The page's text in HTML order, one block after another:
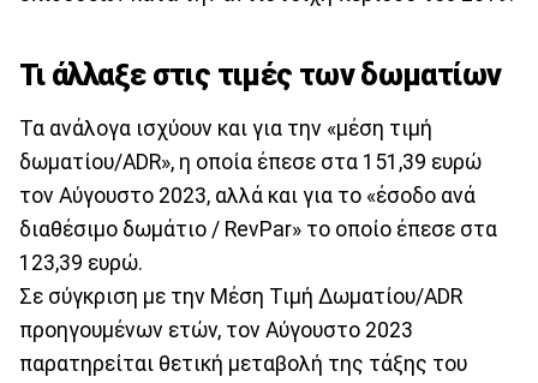
Τι άλλαξε στις τιμές των δωματίων
Τα ανάλογα ισχύουν και για την «μέση τιμή
δωματίου/ADR», η οποία έπεσε στα 151,39 ευρώ
τον Αύγουστο 2023, αλλά και για το «έσοδο ανά
διαθέσιμο δωμάτιο / RevPar» το οποίο έπεσε στα
123,39 ευρώ.
Σε σύγκριση με την Μέση Τιμή Δωματίου/ADR
προηγουμένων ετών, τον Αύγουστο 2023
παρατηρείται θετική μεταβολή της τάξης του